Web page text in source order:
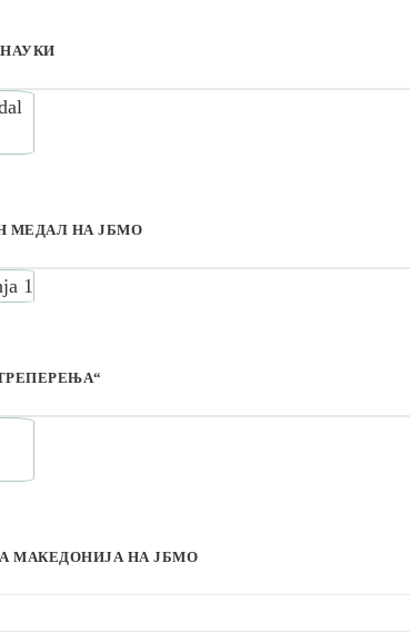
МЕДАЛ НА ЈБМО
МАКЕДОНИЈА НА ЈБМО